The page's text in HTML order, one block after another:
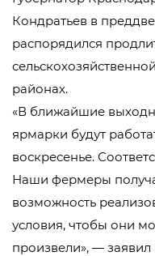
Кондратьев в
распорядился
районах.
«В ближайшие
ярмарки будут
воскресенье.
Наши фермеры
возможность
условия, чтобы они
произвели», — заявил